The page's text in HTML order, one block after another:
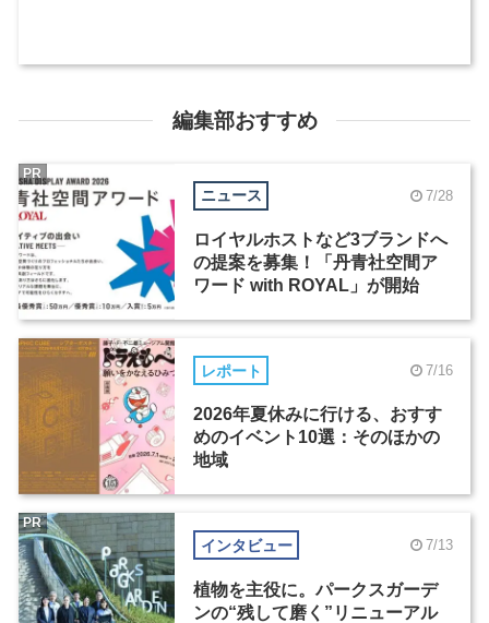
編集部おすすめ
ニュース 7/28
ロイヤルホストなど3ブランドへ
の提案を募集！「丹青社空間ア
ワード with ROYAL」が開始
PR
レポート 7/16
2026年夏休みに行ける、おすす
めのイベント10選：そのほかの
地域
インタビュー 7/13
植物を主役に。パークスガーデ
ンの“残して磨く”リニューアル
PR